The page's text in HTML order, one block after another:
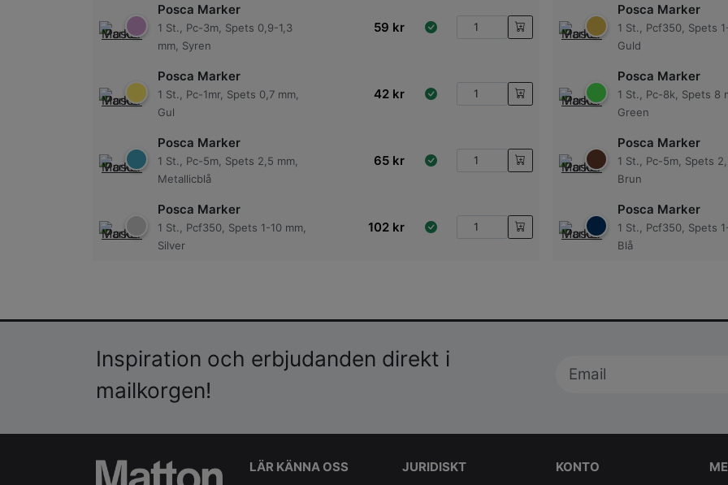
Posca Marker
1 St., Pc-3m, Spets 0,9-1,3
mm, Syren
59 kr
Posca Marker
1 St., Pc-1mr, Spets 0,7 mm,
Gul
42 kr
Posca Marker
1 St., Pc-5m, Spets 2,5 mm,
Metallicblå
65 kr
Posca Marker
1 St., Pcf350, Spets 1-10 mm,
Silver
102 kr
Posca Marker
1 St., Pcf350, Spets
Guld
Posca Marker
1 St., Pc-8k, Spets 8
Green
Posca Marker
1 St., Pc-5m, Spets
Brun
Posca Marker
1 St., Pcf350, Spets
Blå
Inspiration och erbjudanden direkt i
mailkorgen!
LÄR KÄNNA OSS JURIDISKT KONTO